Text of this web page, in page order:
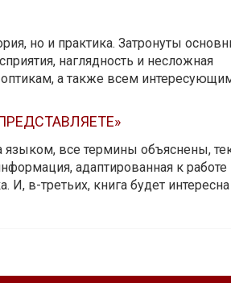
но и практика. Затронуты
наглядность и несложная
а также всем
языком, все термины объяснены,
адаптированная к работе
в-третьих, книга будет